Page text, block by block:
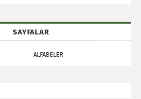
SAYFALAR
ALFABELER